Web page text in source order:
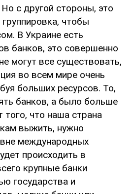
с другой стороны, это
чтобы
В Украине есть
банков, это совершенно
могут все существовать,
во всем мире очень
больших ресурсов. То,
банков, а было больше
того, что наша страна
выжить, нужно
международных
происходить в
крупные банки
государства и